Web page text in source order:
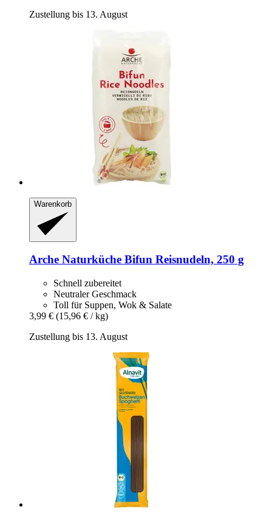
Zustellung bis 13. August
Warenkorb
Arche Naturküche Bifun Reisnudeln, 250 g
Schnell zubereitet
Neutraler Geschmack
Toll für Suppen, Wok & Salate
3,99 € (15,96 € / kg)
Zustellung bis 13. August